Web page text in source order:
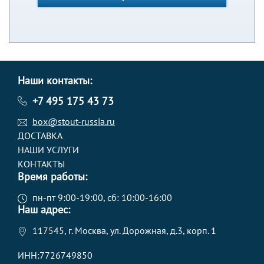
Наши контакты:
+7 495 175 43 73
box@stout-russia.ru
ДОСТАВКА
НАШИ УСЛУГИ
КОНТАКТЫ
Время работы:
пн-пт 9:00-19:00, сб: 10:00-16:00
Наш адрес:
117545, г. Москва, ул. Дорожная, д.3, корп. 1
ИНН:7726749850